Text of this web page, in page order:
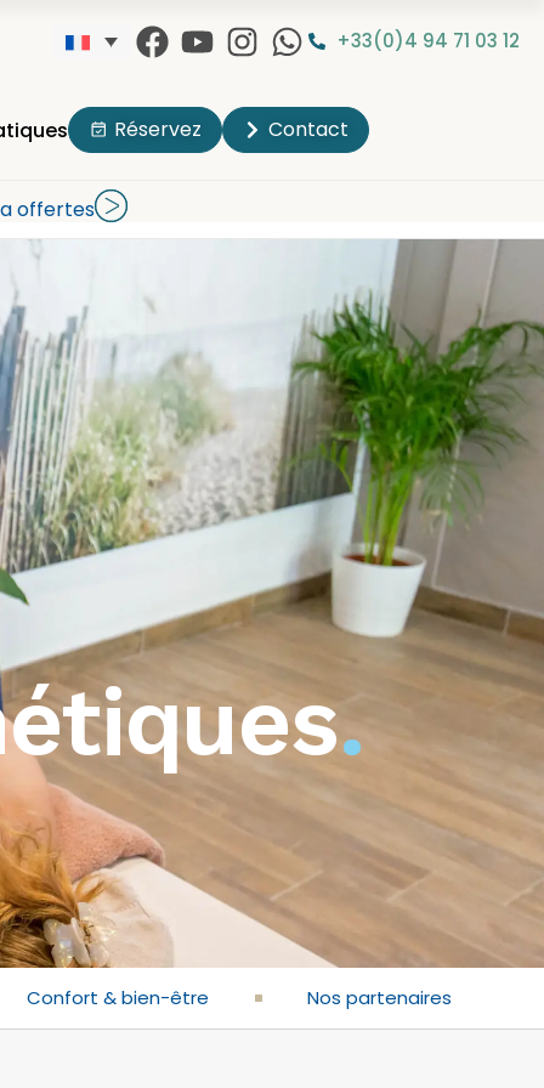
+33(0)4 94 71 03 12
Réservez Contact
offertes
.
Confort & bien-être Nos partenaires